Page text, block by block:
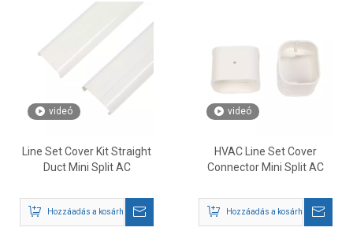
videó
Line Set Cover Kit Straight
Duct Mini Split AC
Hozzáadás a kosárhoz
videó
HVAC Line Set Cover
Connector Mini Split AC
Hozzáadás a kosárhoz